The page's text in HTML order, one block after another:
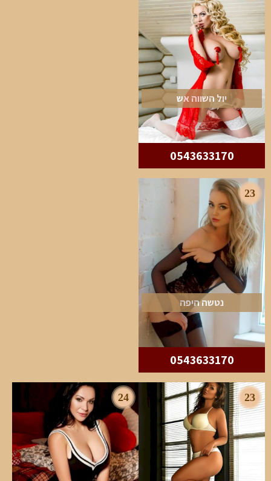
יול השווה אש
0543633170
23
נטשה היפה
0543633170
23
24